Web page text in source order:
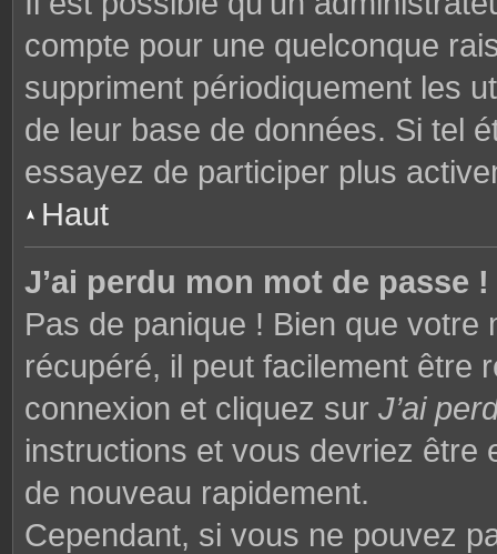
compte pour une quelconque
suppriment périodiquement les
de leur base de données. Si tel
essayez de participer plus
Haut
J’ai perdu mon mot de passe !
Pas de panique ! Bien que
récupéré, il peut facilement être
connexion et cliquez sur J’ai
instructions et vous devriez être
de nouveau rapidement.
Cependant, si vous ne pouvez